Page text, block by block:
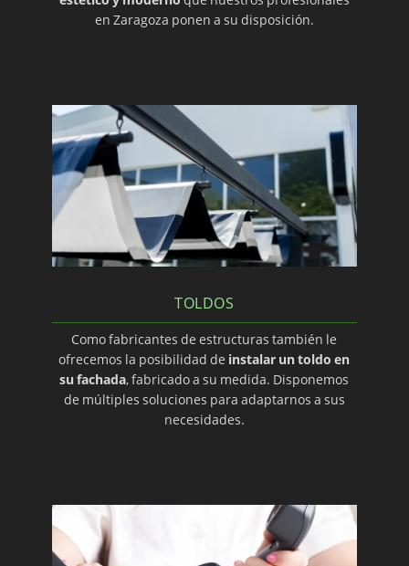
en Zaragoza ponen a su disposición.
TOLDOS
Como fabricantes de estructuras también le
ofrecemos la posibilidad de instalar un toldo en
su fachada, fabricado a su medida. Disponemos
de múltiples soluciones para adaptarnos a sus
necesidades.